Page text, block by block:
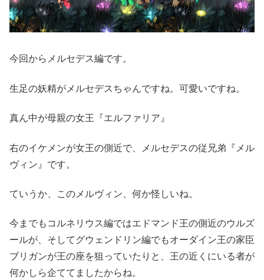
今回からメルセデス編です。
生足の妖精がメルセデスちゃんですね。可愛いですね。
真ん中が母親の女王『エルファリア』
右のイケメンが女王の側近で、メルセデスの従兄弟『メル
ヴィン』です。
ていうか、このメルヴィン、何か怪しいね。
今までもコルネリウス編ではエドマンド王の側近のウルズ
ールが、そしてグウェンドリン編でもオーダイン王の家臣
ブリガンが王の座を狙っていたりと、王の近くにいる者が
何かしら企ててましたからね。